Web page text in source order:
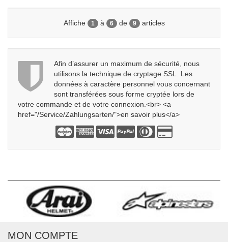
Affiche 1 à 6 de 9 articles
Afin d’assurer un maximum de sécurité, nous
utilisons la technique de cryptage SSL. Les
données à caractère personnel vous concernant
sont transférées sous forme cryptée lors de
votre commande et de votre connexion.<br> <a
href="/Service/Zahlungsarten/">en savoir plus</a>
MON COMPTE